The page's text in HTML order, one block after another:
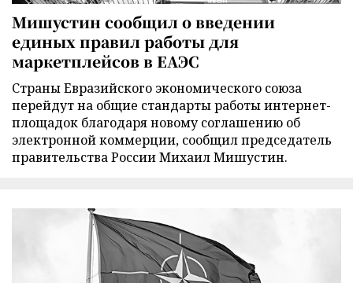
Мишустин сообщил о введении
единых правил работы для
маркетплейсов в ЕАЭС
Страны Евразийского экономического союза
перейдут на общие стандарты работы интернет-
площадок благодаря новому соглашению об
электронной коммерции, сообщил председатель
правительства России Михаил Мишустин.